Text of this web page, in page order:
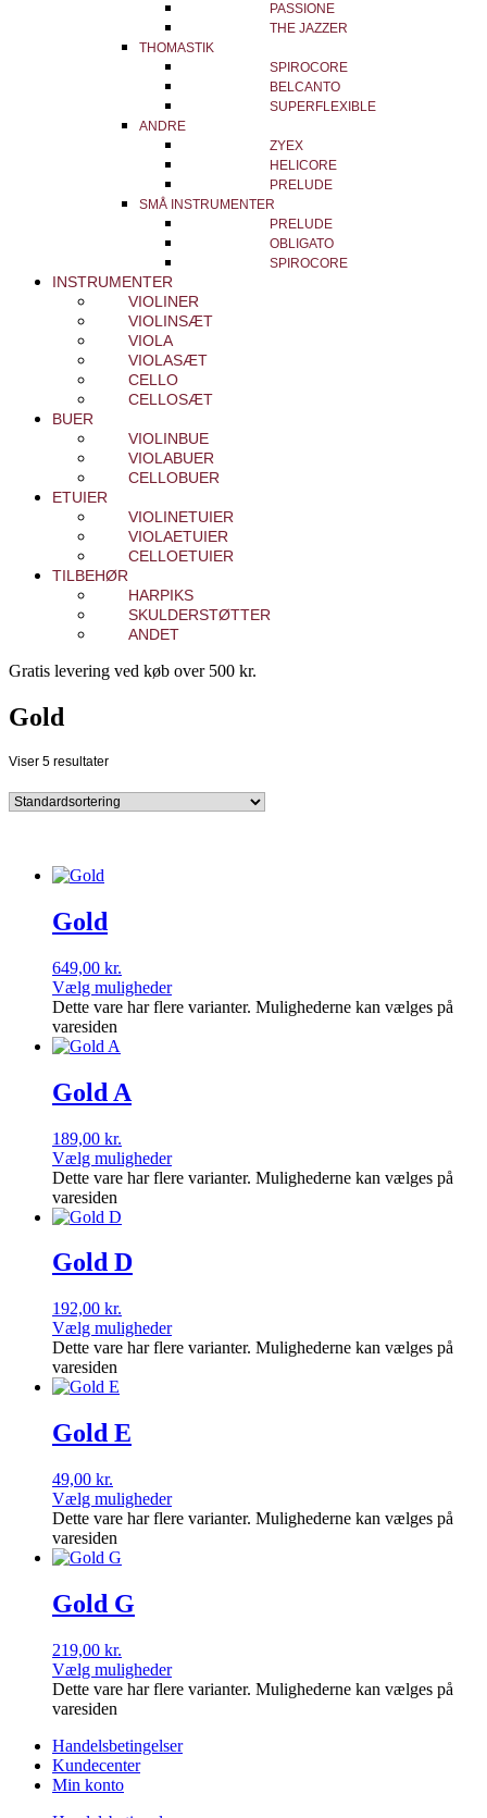
PASSIONE
THE JAZZER
THOMASTIK
SPIROCORE
BELCANTO
SUPERFLEXIBLE
ANDRE
ZYEX
HELICORE
PRELUDE
SMÅ INSTRUMENTER
PRELUDE
OBLIGATO
SPIROCORE
INSTRUMENTER
VIOLINER
VIOLINSÆT
VIOLA
VIOLASÆT
CELLO
CELLOSÆT
BUER
VIOLINBUE
VIOLABUER
CELLOBUER
ETUIER
VIOLINETUIER
VIOLAETUIER
CELLOETUIER
TILBEHØR
HARPIKS
SKULDERSTØTTER
ANDET
Gratis levering ved køb over 500 kr.
Gold
Viser 5 resultater
Gold
649,00 kr.
Vælg muligheder
Dette vare har flere varianter. Mulighederne kan vælges på
varesiden
Gold A
189,00 kr.
Vælg muligheder
Dette vare har flere varianter. Mulighederne kan vælges på
varesiden
Gold D
192,00 kr.
Vælg muligheder
Dette vare har flere varianter. Mulighederne kan vælges på
varesiden
Gold E
49,00 kr.
Vælg muligheder
Dette vare har flere varianter. Mulighederne kan vælges på
varesiden
Gold G
219,00 kr.
Vælg muligheder
Dette vare har flere varianter. Mulighederne kan vælges på
varesiden
Handelsbetingelser
Kundecenter
Min konto